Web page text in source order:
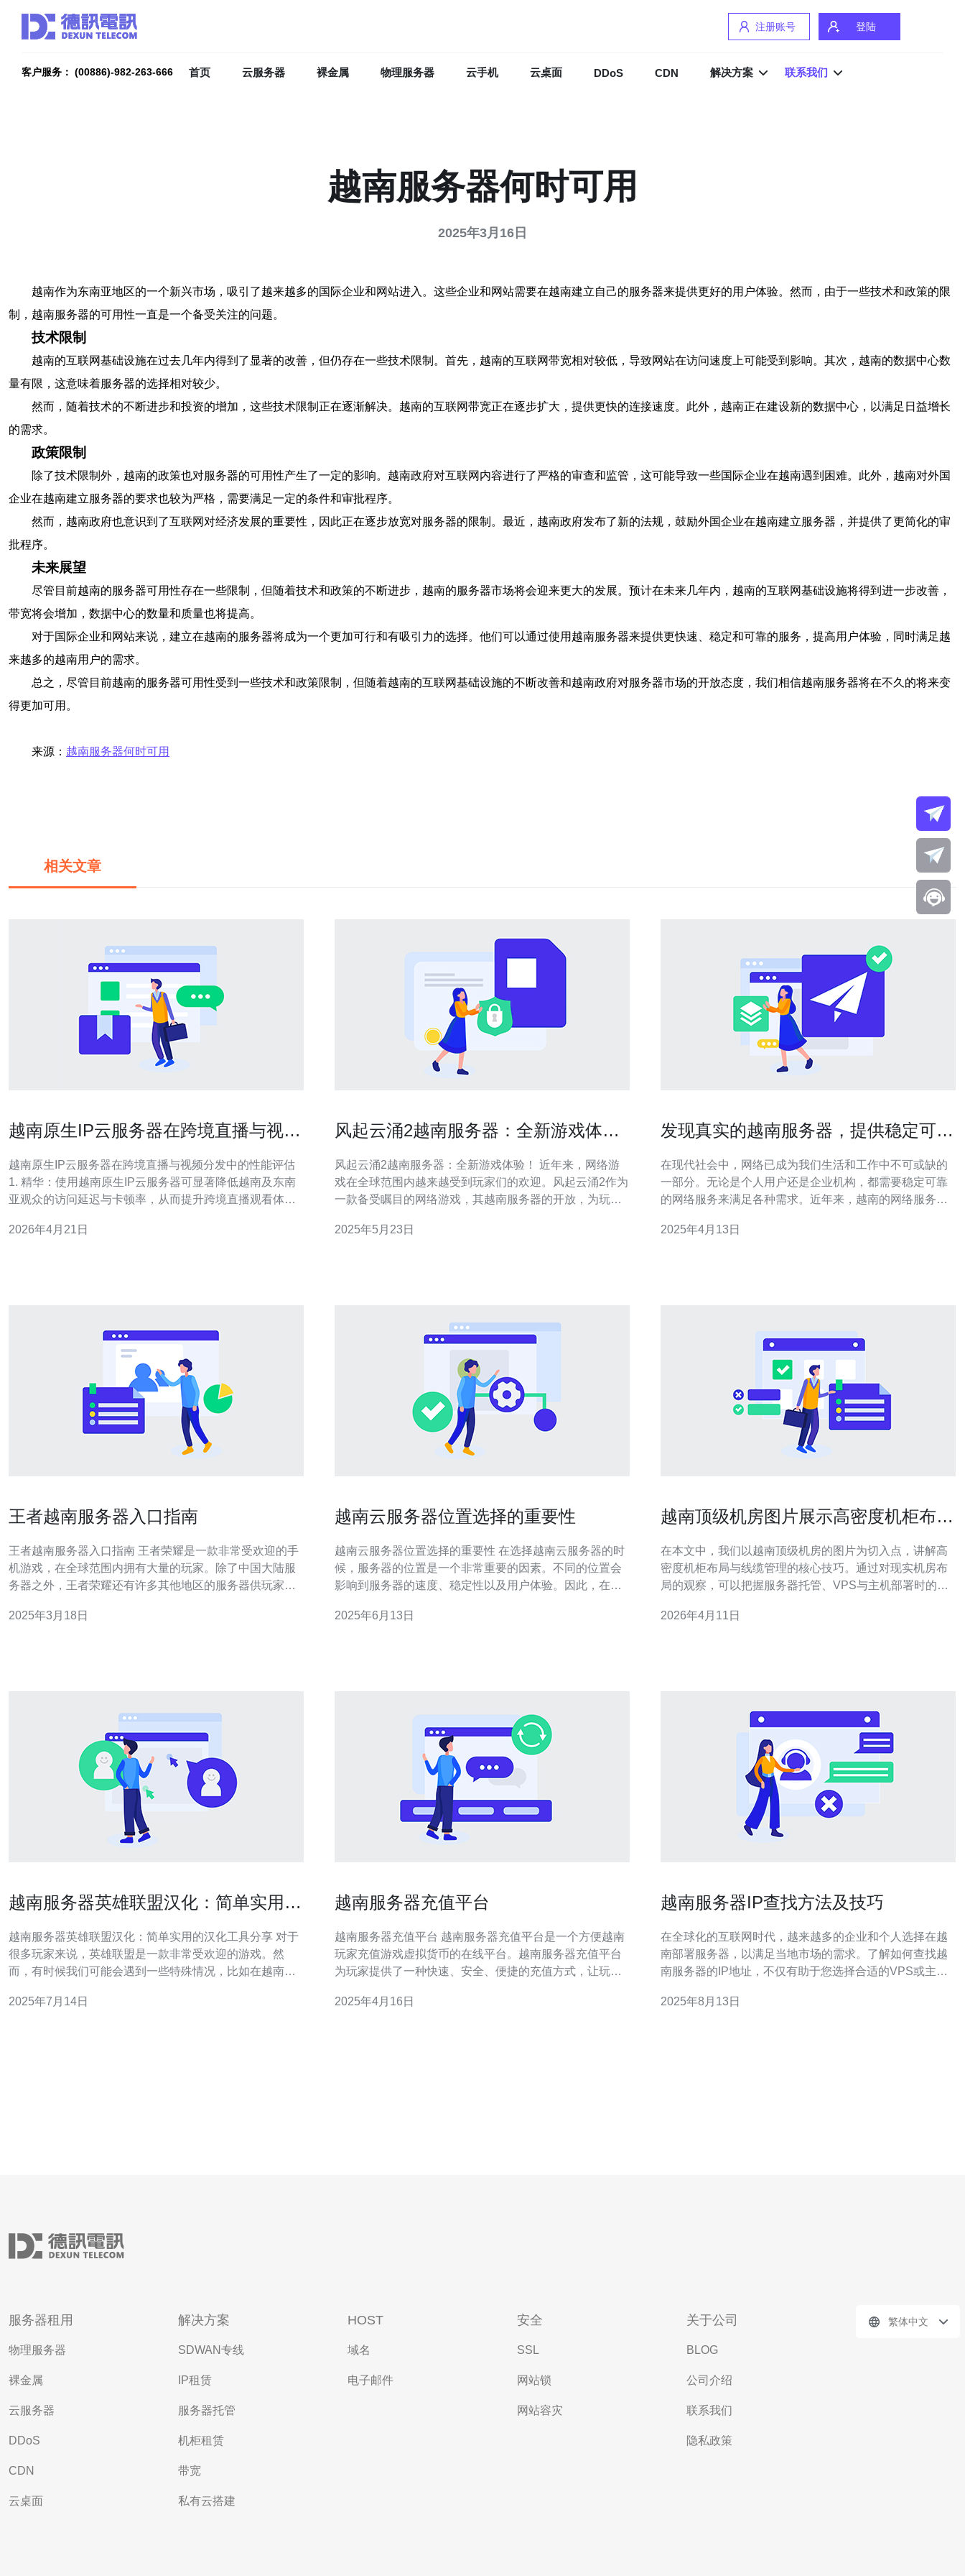
注册账号 登陆
客户服务： (00886)-982-263-666 首页 云服务器 裸金属 物理服务器 云手机 云桌面 DDoS CDN 解决方案 联系我们
越南服务器何时可用
2025年3月16日
越南作为东南亚地区的一个新兴市场，吸引了越来越多的国际企业和网站进入。这些企业和网站需要在越南建立自己的服务器来提供更好的用户体验。然而，由于一些技术和政策的限
制，越南服务器的可用性一直是一个备受关注的问题。
技术限制
越南的互联网基础设施在过去几年内得到了显著的改善，但仍存在一些技术限制。首先，越南的互联网带宽相对较低，导致网站在访问速度上可能受到影响。其次，越南的数据中心数
量有限，这意味着服务器的选择相对较少。
然而，随着技术的不断进步和投资的增加，这些技术限制正在逐渐解决。越南的互联网带宽正在逐步扩大，提供更快的连接速度。此外，越南正在建设新的数据中心，以满足日益增长
的需求。
政策限制
除了技术限制外，越南的政策也对服务器的可用性产生了一定的影响。越南政府对互联网内容进行了严格的审查和监管，这可能导致一些国际企业在越南遇到困难。此外，越南对外国
企业在越南建立服务器的要求也较为严格，需要满足一定的条件和审批程序。
然而，越南政府也意识到了互联网对经济发展的重要性，因此正在逐步放宽对服务器的限制。最近，越南政府发布了新的法规，鼓励外国企业在越南建立服务器，并提供了更简化的审
批程序。
未来展望
尽管目前越南的服务器可用性存在一些限制，但随着技术和政策的不断进步，越南的服务器市场将会迎来更大的发展。预计在未来几年内，越南的互联网基础设施将得到进一步改善，
带宽将会增加，数据中心的数量和质量也将提高。
对于国际企业和网站来说，建立在越南的服务器将成为一个更加可行和有吸引力的选择。他们可以通过使用越南服务器来提供更快速、稳定和可靠的服务，提高用户体验，同时满足越
来越多的越南用户的需求。
总之，尽管目前越南的服务器可用性受到一些技术和政策限制，但随着越南的互联网基础设施的不断改善和越南政府对服务器市场的开放态度，我们相信越南服务器将在不久的将来变
得更加可用。
来源： 越南服务器何时可用
相关文章
越南原生IP云服务器在跨境直播与视频
越南原生IP云服务器在跨境直播与视频分发中的性能评估
1. 精华：使用越南原生IP云服务器可显著降低越南及东南
亚观众的访问延迟与卡顿率，从而提升跨境直播观看体
视频分发源放在越南、本地缓存与多CDN结合以实现低延
2026年4月21日
风起云涌2越南服务器：全新游戏体
风起云涌2越南服务器：全新游戏体验！ 近年来，网络游
戏在全球范围内越来越受到玩家们的欢迎。风起云涌2作为
一款备受瞩目的网络游戏，其越南服务器的开放，为玩家
供了更加稳定和流畅的游戏环境。不仅如此，越南服务器
2025年5月23日
发现真实的越南服务器，提供稳定可靠
在现代社会中，网络已成为我们生活和工作中不可或缺的
一部分。无论是个人用户还是企业机构，都需要稳定可靠
的网络服务来满足各种需求。近年来，越南的网络服务行
可靠性。本文将介绍如何发现真实的越南服务器，并提供
2025年4月13日
王者越南服务器入口指南
王者越南服务器入口指南 王者荣耀是一款非常受欢迎的手
机游戏，在全球范围内拥有大量的玩家。除了中国大陆服
务器之外，王者荣耀还有许多其他地区的服务器供玩家选
越南服务器需要一些额外的步骤，下面是具体的指南： 1.
2025年3月18日
越南云服务器位置选择的重要性
越南云服务器位置选择的重要性 在选择越南云服务器的时
候，服务器的位置是一个非常重要的因素。不同的位置会
影响到服务器的速度、稳定性以及用户体验。因此，在选
器的地理位置会直接影响到用户访问网站的速度。如果用
2025年6月13日
越南顶级机房图片展示高密度机柜布局
在本文中，我们以越南顶级机房的图片为切入点，讲解高
密度机柜布局与线缆管理的核心技巧。通过对现实机房布
局的观察，可以把握服务器托管、VPS与主机部署时的空
提供实操参考。 高密度机柜布局首先要考虑的是机柜尺寸
2026年4月11日
越南服务器英雄联盟汉化：简单实用的
越南服务器英雄联盟汉化：简单实用的汉化工具分享 对于
很多玩家来说，英雄联盟是一款非常受欢迎的游戏。然
而，有时候我们可能会遇到一些特殊情况，比如在越南服
具就派上了用场。 汉化工具是一种软件，可以将游戏或软
2025年7月14日
越南服务器充值平台
越南服务器充值平台 越南服务器充值平台是一个方便越南
玩家充值游戏虚拟货币的在线平台。越南服务器充值平台
为玩家提供了一种快速、安全、便捷的充值方式，让玩家
务器充值平台具有以下几个优势，使其成为玩家的首选：
2025年4月16日
越南服务器IP查找方法及技巧
在全球化的互联网时代，越来越多的企业和个人选择在越
南部署服务器，以满足当地市场的需求。了解如何查找越
南服务器的IP地址，不仅有助于您选择合适的VPS或主机
绍几种有效的越南服务器IP查找方法及相关技巧。 首先，
2025年8月13日
服务器租用
物理服务器
裸金属
云服务器
DDoS
CDN
云桌面
解决方案
SDWAN专线
IP租赁
服务器托管
机柜租赁
带宽
私有云搭建
HOST
域名
电子邮件
安全
SSL
网站锁
网站容灾
关于公司
BLOG
公司介绍
联系我们
隐私政策
繁体中文